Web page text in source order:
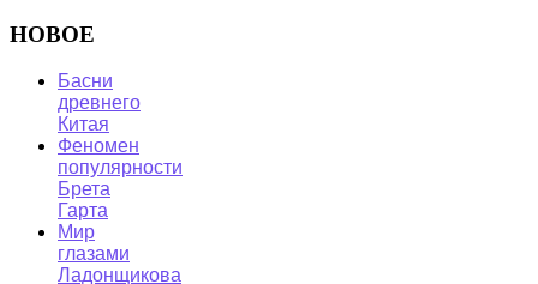
НОВОЕ
Басни
древнего
Китая
Феномен
популярности
Брета
Гарта
Мир
глазами
Ладонщикова